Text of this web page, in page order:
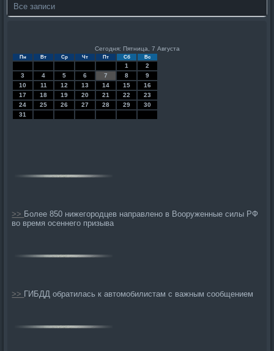
Все записи
Сегодня: Пятница, 7 Августа
Пн Вт Ср Чт Пт Сб Вс
1
2
3
4 5 6 7 8
9
10
11 12 13 14 15
16
17
18 19 20 21 22
23
24
25 26 27 28 29
30
31
>> Более 850 нижегородцев направлено в Вооруженные силы РФ
во время осеннего призыва
>> ГИБДД обратилась к автомобилистам с важным сообщением